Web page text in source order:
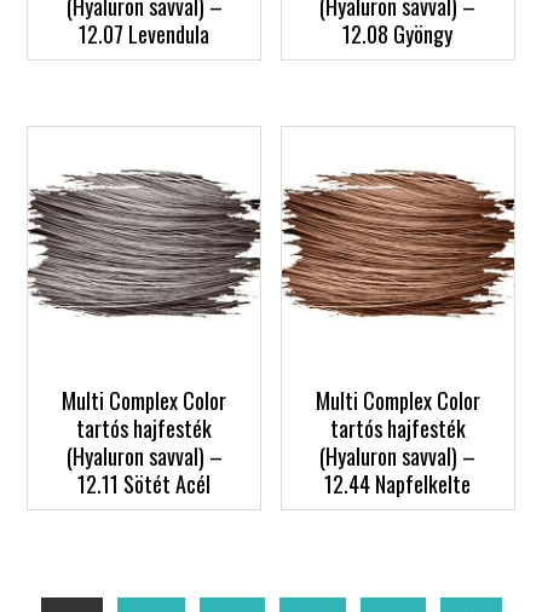
12.07 Levendula
12.08 Gyöngy
Multi Complex Color
tartós hajfesték
(Hyaluron savval) –
12.11 Sötét Acél
Multi Complex Color
tartós hajfesték
(Hyaluron savval) –
12.44 Napfelkelte